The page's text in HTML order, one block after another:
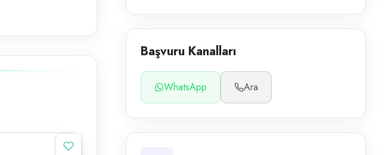
Başvuru Kanalları
WhatsApp Ara